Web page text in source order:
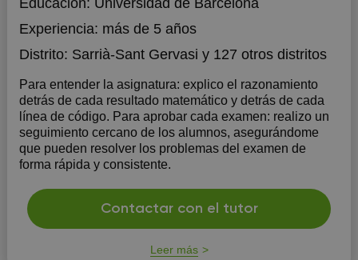
Educación: Universidad de Barcelona
Experiencia: más de 5 años
Distrito: Sarrià-Sant Gervasi y 127 otros distritos
Para entender la asignatura: explico el razonamiento
detrás de cada resultado matemático y detrás de cada
línea de código. Para aprobar cada examen: realizo un
seguimiento cercano de los alumnos, asegurándome
que pueden resolver los problemas del examen de
forma rápida y consistente.
Contactar con el tutor
Leer más